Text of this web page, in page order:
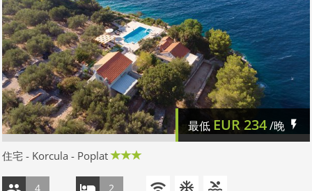
最低 EUR 234/晚
住宅 - Korcula - Poplat
4 2